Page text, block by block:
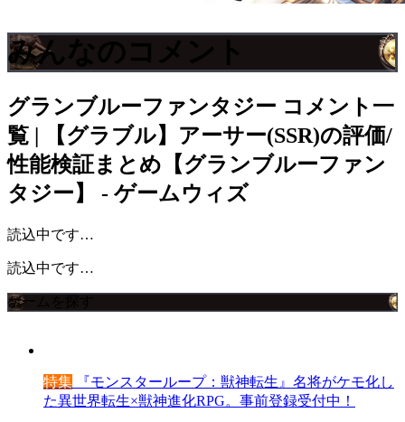
みんなのコメント
グランブルーファンタジー コメント一
覧 | 【グラブル】アーサー(SSR)の評価/
性能検証まとめ【グランブルーファン
タジー】 - ゲームウィズ
読込中です…
読込中です…
ゲームを探す
特集 『モンスターループ：獣神転生』名将がケモ化し
た異世界転生×獣神進化RPG。事前登録受付中！